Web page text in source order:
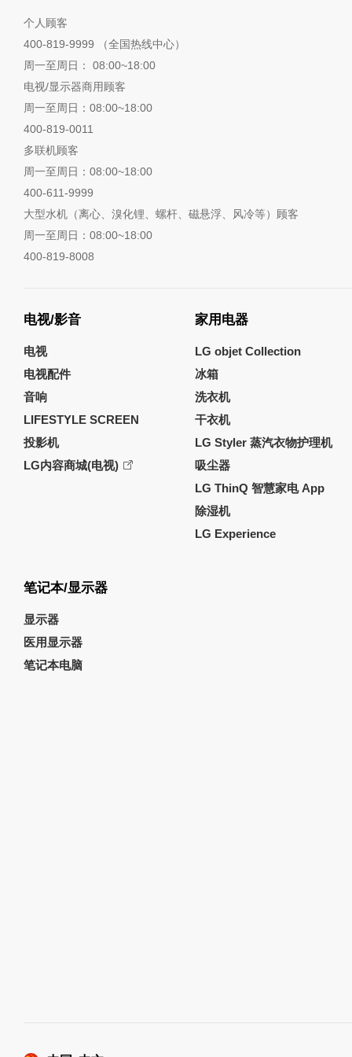
个人顾客
400-819-9999 （全国热线中心）
周一至周日： 08:00~18:00
电视/显示器商用顾客
周一至周日：08:00~18:00
400-819-0011
多联机顾客
周一至周日：08:00~18:00
400-611-9999
大型水机（离心、溴化锂、螺杆、磁悬浮、风冷等）顾客
周一至周日：08:00~18:00
400-819-8008
电视/影音
电视
电视配件
音响
LIFESTYLE SCREEN
投影机
LG内容商城(电视)
家用电器
LG objet Collection
冰箱
洗衣机
干衣机
LG Styler 蒸汽衣物护理机
吸尘器
LG ThinQ 智慧家电 App
除湿机
LG Experience
笔记本/显示器
显示器
医用显示器
笔记本电脑